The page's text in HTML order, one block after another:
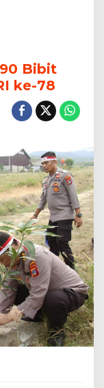
Bibit
ke-78